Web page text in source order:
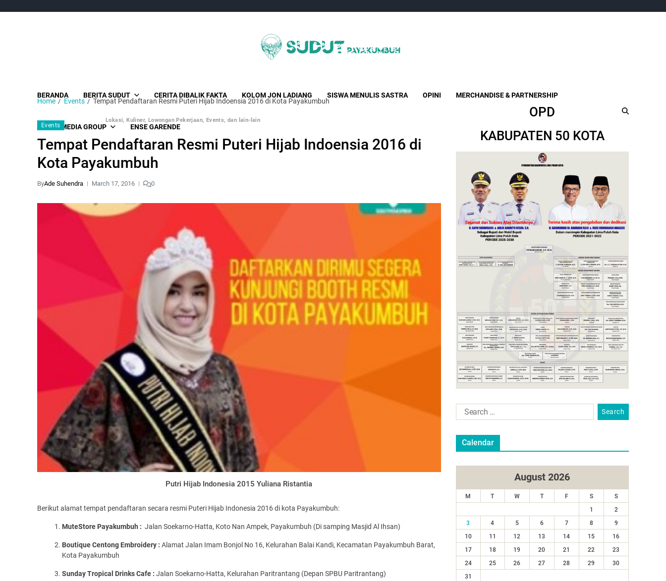
BERANDA BERITA SUDUT CERITA DIBALIK FAKTA KOLOM JON LADIANG SISWA MENULIS SASTRA OPINI MERCHANDISE & PARTNERSHIP
SUDUT MEDIA GROUP
Lokasi, Kuliner, Lowongan Pekerjaan, Events, dan lain-lain
ENSE GARENDE
Home Events Tempat Pendaftaran Resmi Puteri Hijab Indoensia 2016 di Kota Payakumbuh
Events
Tempat Pendaftaran Resmi Puteri Hijab Indoensia 2016 di
Kota Payakumbuh
ByAde Suhendra March 17, 2016 0
Putri Hijab Indonesia 2015 Yuliana Ristantia
Berikut alamat tempat pendaftaran secara resmi Puteri Hijab Indonesia 2016 di kota Payakumbuh:
MuteStore Payakumbuh : Jalan Soekarno-Hatta, Koto Nan Ampek, Payakumbuh (Di samping Masjid Al Ihsan)
Boutique Centong Embroidery : Alamat Jalan Imam Bonjol No 16, Kelurahan Balai Kandi, Kecamatan Payakumbuh Barat,
Kota Payakumbuh
Sunday Tropical Drinks Cafe : Jalan Soekarno-Hatta, Kelurahan Paritrantang (Depan SPBU Paritrantang)
OPD
KABUPATEN 50 KOTA
Calendar
August 2026
M T W T F S
S
1
2
3
4 5 6 7 8
9
10
11 12 13 14 15
16
17
18 19 20 21 22
23
24
25 26 27 28 29
30
31